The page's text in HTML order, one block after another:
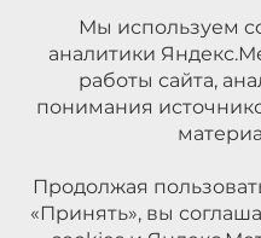
Мы используем
аналитики
работы сайта,
понимания
Продолжая
«Принять», вы